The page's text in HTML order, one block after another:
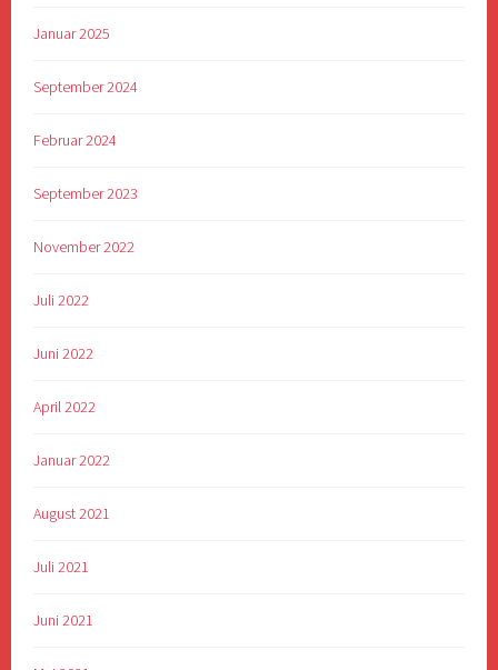
Januar 2025
September 2024
Februar 2024
September 2023
November 2022
Juli 2022
Juni 2022
April 2022
Januar 2022
August 2021
Juli 2021
Juni 2021